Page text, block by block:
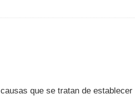
que se tratan de